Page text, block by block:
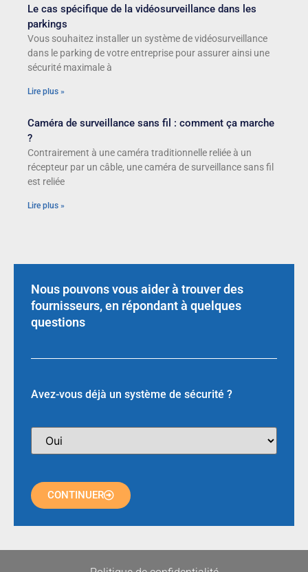
Le cas spécifique de la vidéosurveillance dans les
parkings
Vous souhaitez installer un système de vidéosurveillance
dans le parking de votre entreprise pour assurer ainsi une
sécurité maximale à
Lire plus »
Caméra de surveillance sans fil : comment ça marche
?
Contrairement à une caméra traditionnelle reliée à un
récepteur par un câble, une caméra de surveillance sans fil
est reliée
Lire plus »
Nous pouvons vous aider à trouver des
fournisseurs, en répondant à quelques
questions
Avez-vous déjà un système de sécurité ?
CONTINUER